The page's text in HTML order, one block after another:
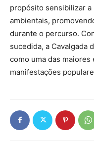
propósito sensibilizar a
ambientais,
durante o percurso.
sucedida, a Cavalgada
como uma das
manifestações